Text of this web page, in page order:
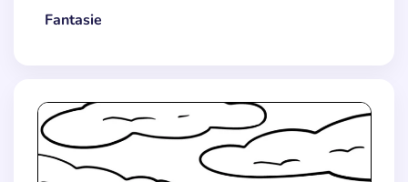
Fantasie